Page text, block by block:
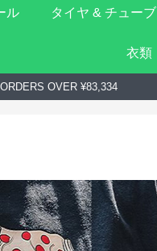
ル タイヤ & チューブ
衣類
OVER ¥83,334